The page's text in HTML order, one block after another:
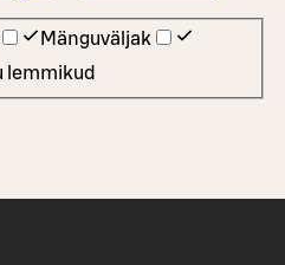
Mänguväljak
lemmikud